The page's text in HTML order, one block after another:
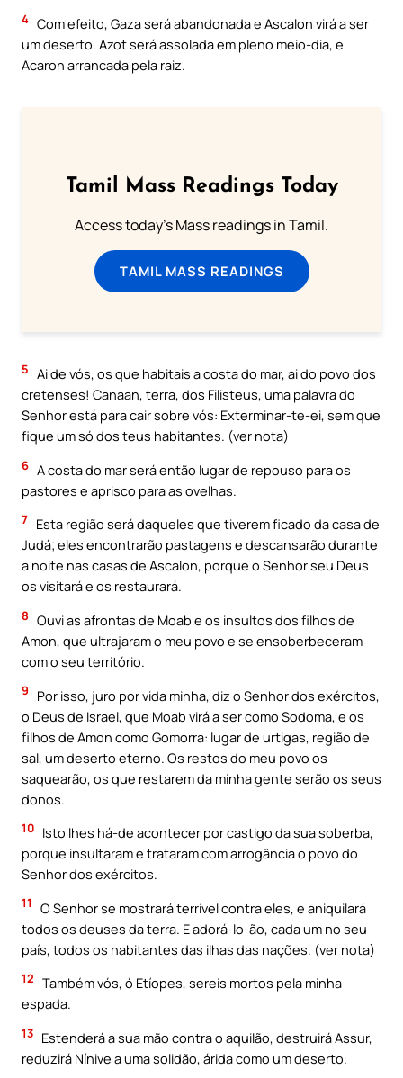
4 Com efeito, Gaza será abandonada e Ascalon virá a ser
um deserto. Azot será assolada em pleno meio-dia, e
Acaron arrancada pela raiz.
Tamil Mass Readings Today
Access today's Mass readings in Tamil.
TAMIL MASS READINGS
5 Ai de vós, os que habitais a costa do mar, ai do povo dos
cretenses! Canaan, terra, dos Filisteus, uma palavra do
Senhor está para cair sobre vós: Exterminar-te-ei, sem que
fique um só dos teus habitantes. (ver nota)
6 A costa do mar será então lugar de repouso para os
pastores e aprisco para as ovelhas.
7 Esta região será daqueles que tiverem ficado da casa de
Judá; eles encontrarão pastagens e descansarão durante
a noite nas casas de Ascalon, porque o Senhor seu Deus
os visitará e os restaurará.
8 Ouvi as afrontas de Moab e os insultos dos filhos de
Amon, que ultrajaram o meu povo e se ensoberbeceram
com o seu território.
9
Por isso, juro por vida minha, diz o Senhor dos exércitos,
o Deus de Israel, que Moab virá a ser como Sodoma, e os
filhos de Amon como Gomorra: lugar de urtigas, região de
sal, um deserto eterno. Os restos do meu povo os
saquearão, os que restarem da minha gente serão os seus
donos.
10 Isto lhes há-de acontecer por castigo da sua soberba,
porque insultaram e trataram com arrogância o povo do
Senhor dos exércitos.
11
O Senhor se mostrará terrível contra eles, e aniquilará
todos os deuses da terra. E adorá-lo-ão, cada um no seu
país, todos os habitantes das ilhas das nações. (ver nota)
12 Também vós, ó Etíopes, sereis mortos pela minha
espada.
13 Estenderá a sua mão contra o aquilão, destruirá Assur,
reduzirá Nínive a uma solidão, árida como um deserto.